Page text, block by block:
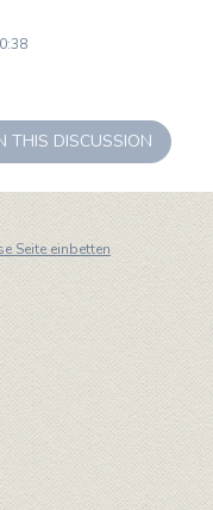
THIS DISCUSSION
Seite einbetten